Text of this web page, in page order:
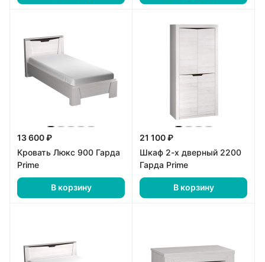
13 600 ₽
Кровать Люкс 900 Гарда
Prime
В корзину
21 100 ₽
Шкаф 2-х дверный 2200
Гарда Prime
В корзину